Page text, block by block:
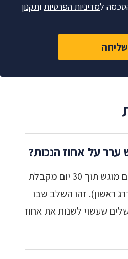
למדיניות הפרטיות ותקנון
שליחה
ערר על אחוז הנכות?
ערר לוועדה הרפואית לעררים מוגש תוך 30 יום מקבלת
ראשון). זהו השלב שבו
שעשוי לשנות את אחוז